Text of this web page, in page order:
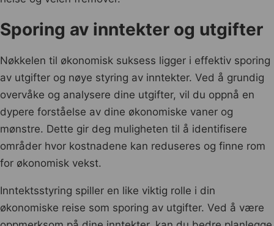
Sporing av inntekter og utgifter
Nøkkelen til økonomisk suksess ligger i effektiv sporing
av utgifter og nøye styring av inntekter. Ved å grundig
overvåke og analysere dine utgifter, vil du oppnå en
dypere forståelse av dine økonomiske vaner og
mønstre. Dette gir deg muligheten til å identifisere
områder hvor kostnadene kan reduseres og finne rom
for økonomisk vekst.
Inntektsstyring spiller en like viktig rolle i din
økonomiske reise som sporing av utgifter. Ved å være